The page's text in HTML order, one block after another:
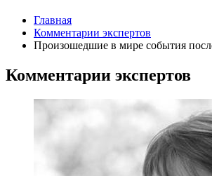
Главная
Комментарии экспертов
Произошедшие в мире события
Комментарии экспертов